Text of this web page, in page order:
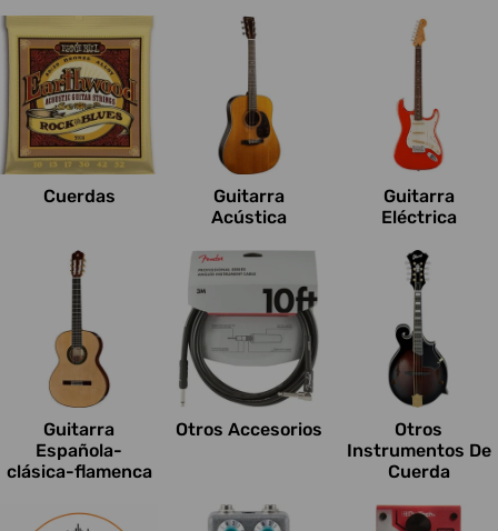
Cuerdas
Guitarra
Acústica
Guitarra
Eléctrica
Guitarra
Española-
clásica-flamenca
Otros Accesorios
Otros
Instrumentos De
Cuerda